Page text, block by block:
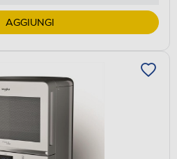
AGGIUNGI